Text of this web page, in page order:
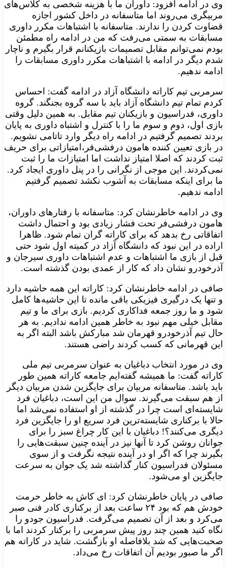
وی در ادامه افزود: داوران ما با هزینه شخصی به کلاس‌های
مربیگری می‌روند اما متاسفانه در داخل کشور اجازه
قضاوت کردن را ندارند. متاسفانه با اشتباهات مکرر داوری
مسابقات به سمتی می‌رفت که من در ادامه راه مطمئن
بودم نمی‌توانم مقابل تصمیمات بازیکنانم قرار بگیرم و ناچار
شدم دیگر در ادامه با اشتباهات مکرر داوری مسابقات را
ادامه ندهیم.
سرمربی تیم کاراته دانشگاه آزاد در ادامه گفت: احساس
کردم تمام تیم دانشگاه آزاد باید با سه گروه بجنگند. گروه
داوری، فدراسیون و بازیکنان تیم مقابل. به همین دلیل وقتی
بازی اول، دوم و سوم ما را با کنترل و اشتباه داوری به پایان
بردند تصمیم گرفتیم در ادامه راه دیگر وارد تاتامی نشویم.
در بازی تعیین کننده هامون درفشی‌فر،‌امتیازاتی برای حریف
ثبت کردند که اصلا امتیاز نداشت اما امتیازات ما را ثبت
نمی‌کردند. این موجی از نگرانی را در پنل داوری ایجاد کرد.
ما برای اینکه مسابقات به آشوب نکشد تصمیم گرفتیم
ادامه ندهیم.
وی در ادامه خاطرنشان کرد: متاسفانه با رفتارهای داوران،
هامون درفشی‌فر تحت فشار زیادی بود و احتمال داشت
اتفاقاتی رخ بدهد که برای کاراته گران تمام شود. ظاهرا
اراده در این نبود که دانشگاه آزاد در کمیته اول شود حتی
قبل از بازی ما اشتباهات و عدم اشتباهات داوری سیرجان و
آذرخودرو نشان داد که کار از عمدی بودن گذشته است.
صافی در ادامه خاطرنشان کرد: کاراته این همه حاشیه دارد
و تنها یک درگیری فیزیکی باقی مانده تا این حاشیه‌ها کامل
شود و ما روز جمعه فداکاری کردیم. بازی برای ما و تیم
مقابل خیلی مهم نبود به خاطر همین ادامه ندادیم. به هر
حال تیم آذرخودرو قهرمان شد مبارکش باشد البته اگر به
این قهرمانی که کسب کردند راضی هستند.
وی در مورد انتخاب دباغیان به عنوان سرمربی تیم ملی
کاراته گفت: ما همیشه گفته‌ایم جامعه کاراته همین طور
باید باشد. متاسفانه مربیان برای جایگزین شدن مربیان دیگر
از هم سبقت می‌گیرند. سوال من این است، دباغیان فرد
شایسته‌ای است چرا در گذشته از او استفاده نمی‌شد اما
حالا با برکناری شایسته‌ترین فرد سریع او را جایگزین فرد
دیگری می‌کنند؟! دباغیان با این کار چراغ سبز را برای
جوانان روشن کرد تا آنها نیز در آینده چنین سبقت‌هایی را
بگیرند چرا که اگر او در آینده نتیجه نگرفت و از سوی
مسئولان فدراسیون کنار گذاشته شد یک جوان به سرعت
جایگزین او می‌شود.
صافی در پایان خاطرنشان کرد: ای کاش به خاطر حرمت
خودش هم که بود ۲۴ ساعت بعد از برکناری کادر فنی صبر
می‌کرد و بعد از آن تصمیم می‌گرفت. فدراسیون جودو را
نگاه کنید همین چند روز پیش سرمربی را برکنار کردند اما با
صحبت‌هایی که شد بلافاصله او بازگشت. شاید در کاراته هم
اگر ما صبور بودیم آن اتفاقات رخ می‌داد.